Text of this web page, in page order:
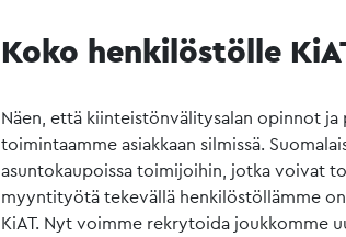
Koko henkilöstölle
Näen, että kiinteistönvälitysalan opinnot
toimintaamme asiakkaan silmissä.
asuntokaupoissa toimijoihin, jotka voivat
myyntityötä tekevällä henkilöstöllämme
KiAT. Nyt voimme rekrytoida joukkomme